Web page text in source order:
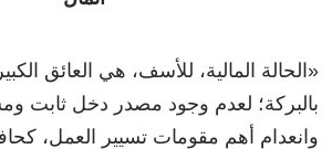
«الحالة المالية، للأسف، هي العائق
بالبركة؛ لعدم وجود مصدر دخل ثابت
وانعدام أهم مقومات تسيير العمل،